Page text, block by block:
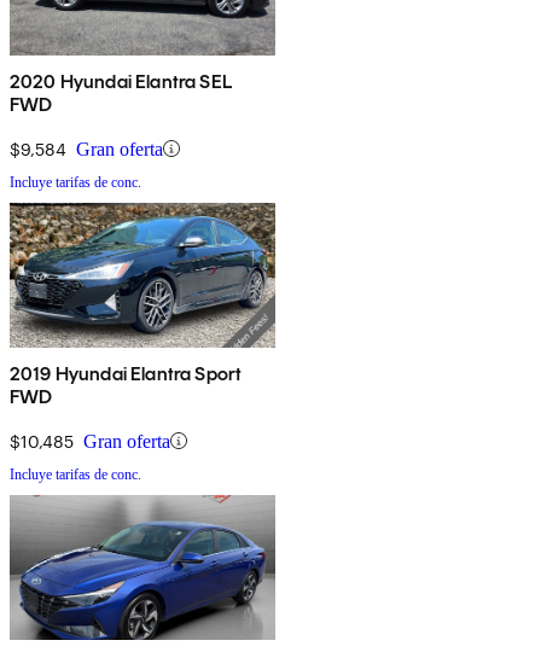
2020 Hyundai Elantra SEL
FWD
$9,584 Gran oferta
Incluye tarifas de conc.
2019 Hyundai Elantra Sport
FWD
$10,485 Gran oferta
Incluye tarifas de conc.